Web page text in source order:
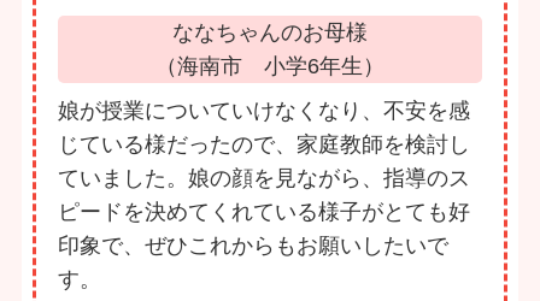
ななちゃんのお母様
（海南市 小学6年生）
娘が授業についていけなくなり、不安を感
じている様だったので、家庭教師を検討し
ていました。娘の顔を見ながら、指導のス
ピードを決めてくれている様子がとても好
印象で、ぜひこれからもお願いしたいで
す。